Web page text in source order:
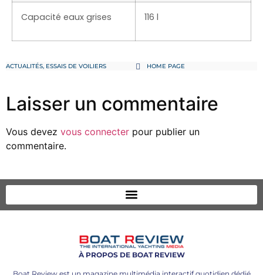
Capacité eaux grises 116 l
ACTUALITÉS, ESSAIS DE VOILIERS HOME PAGE
Laisser un commentaire
Vous devez vous connecter pour publier un
commentaire.
À PROPOS DE BOAT REVIEW